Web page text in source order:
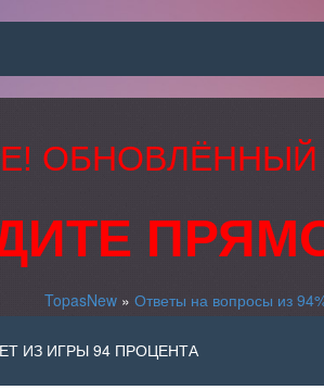
TopasNew »Ответы на вопросы из
ИЗ ИГРЫ 94 ПРОЦЕНТА